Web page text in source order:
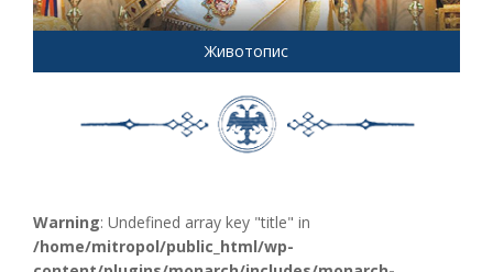
Животопис
Warning: Undefined array key "title" in
/home/mitropol/public_html/wp-